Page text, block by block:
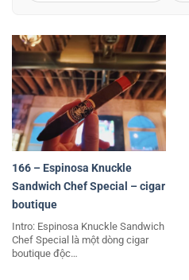
166 – Espinosa Knuckle
Sandwich Chef Special – cigar
boutique
Intro: Espinosa Knuckle Sandwich
Chef Special là một dòng cigar
boutique độc…